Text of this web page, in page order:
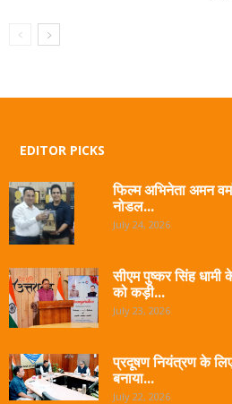
EDITOR PICKS
फिल्म अभिनेता अमन
नोडल...
July 24, 2026
सीएम पुष्कर सिंह
को कड़ी...
July 23, 2026
प्रदूषण नियंत्रण के
बनाया...
July 22, 2026